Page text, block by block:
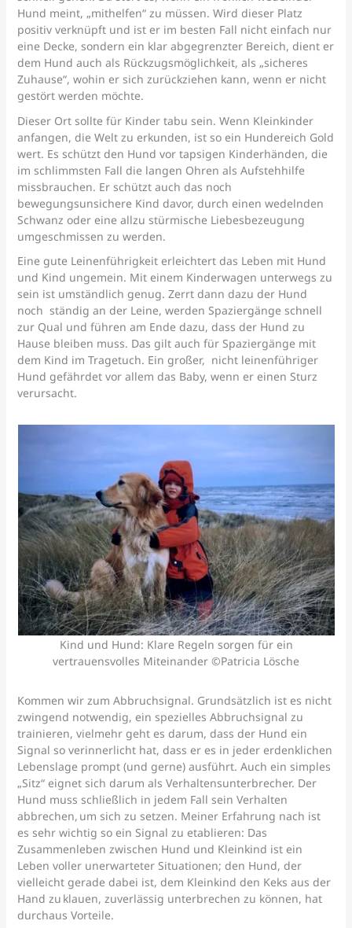
Hund meint, „mithelfen“ zu müssen. Wird dieser Platz
positiv verknüpft und ist er im besten Fall nicht einfach nur
eine Decke, sondern ein klar abgegrenzter Bereich, dient er
dem Hund auch als Rückzugsmöglichkeit, als „sicheres
Zuhause“, wohin er sich zurückziehen kann, wenn er nicht
gestört werden möchte.
Dieser Ort sollte für Kinder tabu sein. Wenn Kleinkinder
anfangen, die Welt zu erkunden, ist so ein Hundereich Gold
wert. Es schützt den Hund vor tapsigen Kinderhänden, die
im schlimmsten Fall die langen Ohren als Aufstehhilfe
missbrauchen. Er schützt auch das noch
bewegungsunsichere Kind davor, durch einen wedelnden
Schwanz oder eine allzu stürmische Liebesbezeugung
umgeschmissen zu werden.
Eine gute Leinenführigkeit erleichtert das Leben mit Hund
und Kind ungemein. Mit einem Kinderwagen unterwegs zu
sein ist umständlich genug. Zerrt dann dazu der Hund
noch ständig an der Leine, werden Spaziergänge schnell
zur Qual und führen am Ende dazu, dass der Hund zu
Hause bleiben muss. Das gilt auch für Spaziergänge mit
dem Kind im Tragetuch. Ein großer, nicht leinenführiger
Hund gefährdet vor allem das Baby, wenn er einen Sturz
verursacht.
Kind und Hund: Klare Regeln sorgen für ein
vertrauensvolles Miteinander ©Patricia Lösche
Kommen wir zum Abbruchsignal. Grundsätzlich ist es nicht
zwingend notwendig, ein spezielles Abbruchsignal zu
trainieren, vielmehr geht es darum, dass der Hund ein
Signal so verinnerlicht hat, dass er es in jeder erdenklichen
Lebenslage prompt (und gerne) ausführt. Auch ein simples
„Sitz“ eignet sich darum als Verhaltensunterbrecher. Der
Hund muss schließlich in jedem Fall sein Verhalten
abbrechen, um sich zu setzen. Meiner Erfahrung nach ist
es sehr wichtig so ein Signal zu etablieren: Das
Zusammenleben zwischen Hund und Kleinkind ist ein
Leben voller unerwarteter Situationen; den Hund, der
vielleicht gerade dabei ist, dem Kleinkind den Keks aus der
Hand zu klauen, zuverlässig unterbrechen zu können, hat
durchaus Vorteile.